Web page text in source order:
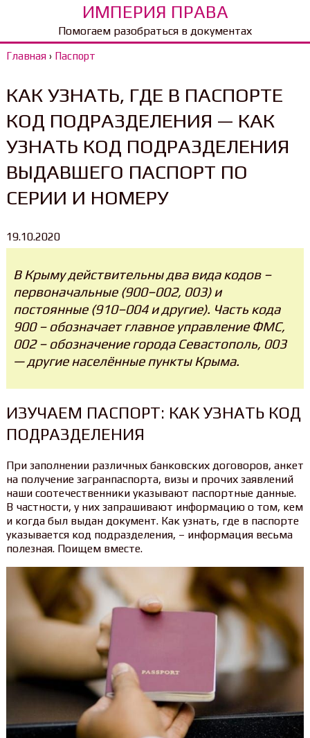
ИМПЕРИЯ ПРАВА
Помогаем разобраться в документах
Главная› Паспорт
КАК УЗНАТЬ, ГДЕ В ПАСПОРТЕ
КОД ПОДРАЗДЕЛЕНИЯ — КАК
УЗНАТЬ КОД ПОДРАЗДЕЛЕНИЯ
ВЫДАВШЕГО ПАСПОРТ ПО
СЕРИИ И НОМЕРУ
19.10.2020
В Крыму действительны два вида кодов –
первоначальные (900–002, 003) и
постоянные (910–004 и другие). Часть кода
900 – обозначает главное управление ФМС,
002 – обозначение города Севастополь, 003
— другие населённые пункты Крыма.
ИЗУЧАЕМ ПАСПОРТ: КАК УЗНАТЬ КОД
ПОДРАЗДЕЛЕНИЯ
При заполнении различных банковских договоров, анкет
на получение загранпаспорта, визы и прочих заявлений
наши соотечественники указывают паспортные данные.
В частности, у них запрашивают информацию о том, кем
и когда был выдан документ. Как узнать, где в паспорте
указывается код подразделения, – информация весьма
полезная. Поищем вместе.